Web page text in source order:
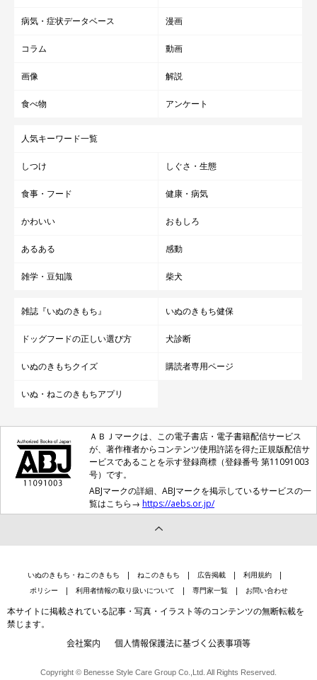
の陰に隠す行動を見せていました。犬のこの行動から、どのよう
なことが読み取れるのでしょうか。
いぬのきもち獣医師相談室の岡本りさ先生
「紹介したしらたまちゃんの行動ですが、好きな人のニオイのす
る靴や靴の形状などから、しらたまちゃんに『大切な物・宝物・
犬はそういった物を自身の寝床に隠して保管したり、あとでゆっ
くり遊ぶために隠しておくことがあるので、しらたまちゃんもそ
にかまってもらえる、注目してもらえる』
しれませんね。
このような行動は犬の習性なのでよく見られますが、特に
きなコや好奇心旺盛なコに多く見られると思われます」
んでいる！
病気・症状データベース 漫画
コラム 動画
画像 解説
食べ物 アンケート
人気キーワード一覧
しつけ しぐさ・生態
食事・フード 健康・病気
かわいい おもしろ
あるある 感動
雑学・豆知識 柴犬
雑誌『いぬのきもち』 いぬのきもち健保
ドッグフードの正しい選び方 犬診断
いぬのきもちクイズ 購読者専用ページ
いぬ・ねこのきもちアプリ
ＡＢＪマークは、この電子書店・電子書籍配信サービス
が、著作権者からコンテンツ使用許諾を得た正規版配信サ
ービスであることを示す登録商標（登録番号 第11091003
号）です。
ABJマークの詳細、ABJマークを掲示しているサービスの一
覧はこちら→ https://aebs.or.jp/
いぬのきもち・ねこのきもち ねこのきもち 広告掲載
利用規約
ポリシー
利用者情報の取り扱いについて 専門家一覧 お問い合わせ
本サイトに掲載されている記事・写真・イラスト等のコンテンツの無断転載を
禁じます。
会社案内 個人情報保護法に基づく公表事項等
Copyright © Benesse Style Care Group Co.,Ltd. All Rights Reserved.